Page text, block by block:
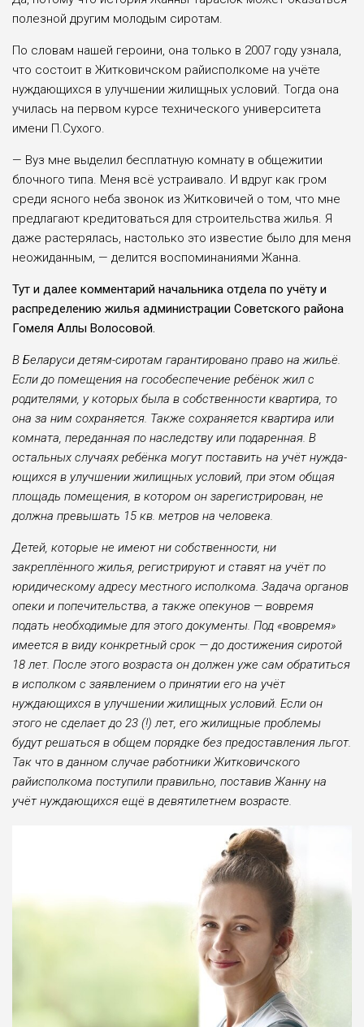
полезной другим молодым сиротам.
По словам нашей героини, она только в 2007 году узнала,
что состоит в Житковичском райисполкоме на учёте
нуждающихся в улучшении жилищ­ных условий. Тогда она
училась на пер­вом курсе технического университета
имени П.Сухого.
— Вуз мне выделил бесплатную ком­нату в общежитии
блочного типа. Меня всё устраивало. И вдруг как гром
среди ясного неба звонок из Житкови­чей о том, что мне
предлагают креди­товаться для строительства жилья. Я
даже растерялась, настолько это изве­стие было для меня
неожиданным, — делится воспоминаниями Жанна.
Тут и далее комментарий началь­ника отдела по учёту и
распределе­нию жилья администрации Совет­ского района
Гомеля Аллы Волосо­вой.
В Беларуси детям-сиротам гаран­тировано право на жильё.
Если до по­мещения на гособеспечение ребёнок жил с
родителями, у которых была в собственности квартира, то
она за ним со­храняется. Также сохраняется квартира или
комната, переданная по наследству или подаренная. В
остальных случаях ребёнка могут поставить на учёт нужда­
ющихся в улучшении жилищных усло­вий, при этом общая
площадь помещения, в котором он зарегистрирован, не
должна­ пре­вышать 15 кв. метров на человека.
Детей, которые не имеют ни соб­ственности, ни
закреплённого жилья, регистрируют и ста­вят на учёт по
юридическому адресу местного исполкома. Задача органов
опеки и попечи­тельства, а также опекунов — вовремя
подать необходимые для этого документы. Под «вовремя»
имеется в виду конкретный срок — до достижения сиротой
18 лет. После этого воз­раста он должен уже сам обратиться
в исполком с заявлением о принятии его на учёт
нуждающихся в улучшении жилищных условий. Если он
этого не сделает до 23 (!) лет, его жилищ­ные проблемы
будут решаться в об­щем порядке без предоставления льгот.
Так что в данном случае работ­ники Житковичского
райисполкома по­ступили правильно, поставив Жанну на
учёт нуждающихся ещё в девятилетнем возрасте.